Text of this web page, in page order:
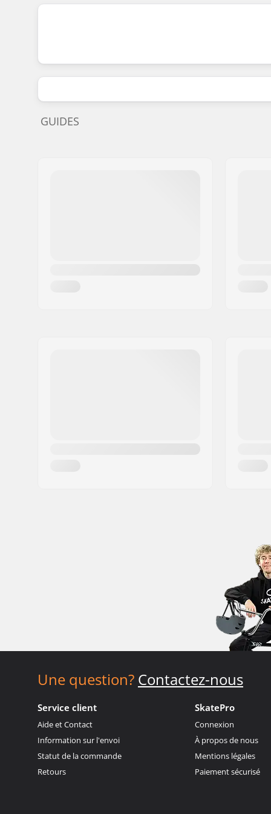
GUIDES
Une question? Contactez-nous
Service client
Aide et Contact
Information sur l'envoi
Statut de la commande
Retours
SkatePro
Connexion
À propos de nous
Mentions légales
Paiement sécurisé